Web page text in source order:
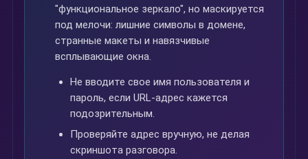
"функциональное зеркало", но маскируется
под мелочи: лишние символы в домене,
странные макеты и навязчивые
всплывающие окна.
Не вводите свое имя пользователя и
пароль, если URL-адрес кажется
подозрительным.
Проверяйте адрес вручную, не делая
скриншота разговора.